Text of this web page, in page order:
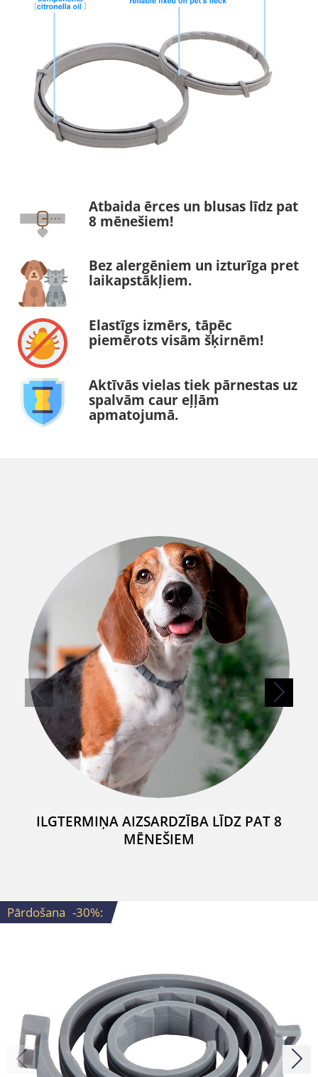
Atbaida ērces un blusas līdz pat
8 mēnešiem!
Bez alergēniem un izturīga pret
laikapstākļiem.
Elastīgs izmērs, tāpēc
piemērots visām šķirnēm!
Aktīvās vielas tiek pārnestas uz
spalvām caur eļļām
apmatojumā.
ILGTERMIŅA AIZSARDZĪBA LĪDZ PAT 8
MĒNEŠIEM
Pārdošana -30%: